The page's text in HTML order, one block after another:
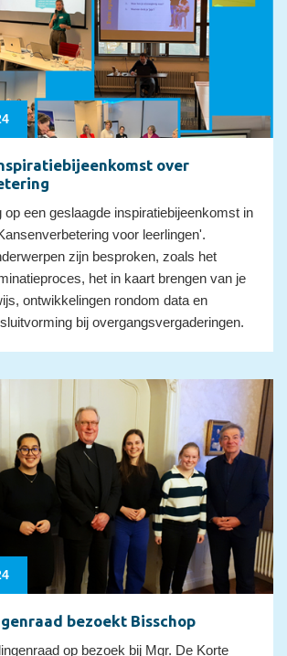
over
op een geslaagde inspiratiebijeenkomst in
voor leerlingen'.
zijn besproken, zoals het
het in kaart brengen van je
ontwikkelingen rondom data en
bij overgangsvergaderingen.
bezoekt Bisschop
op bezoek bij Mgr. De Korte